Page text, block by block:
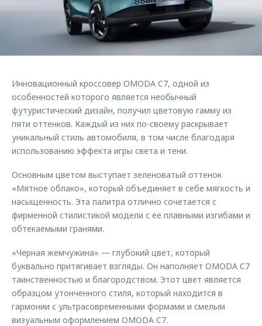
Страхование
Кредитный калькулятор
Оригинальные аксессуары
Запчасти
Трейд-ин
Калькулятор трейд-ин
Клиентская поддержка
O&J Автоклуб
Клуб владельцев OMODA
Аксессуары
Одежда и сувениры
Оригинальные аксессуары
Запчасти
Обратная связь
Инновационный кроссовер OMODA C7, одной из
особенностей которого является необычный
футуристический дизайн, получил цветовую гамму из
пяти оттенков. Каждый из них по-своему раскрывает
уникальный стиль автомобиля, в том числе благодаря
использованию эффекта игры света и тени.
Основным цветом выступает зеленоватый оттенок
«Мятное облако», который объединяет в себе мягкость и
насыщенность. Эта палитра отлично сочетается с
фирменной стилистикой модели с ее плавными изгибами и
обтекаемыми гранями.
«Черная жемчужина» — глубокий цвет, который
буквально притягивает взгляды. Он наполняет OMODA C7
таинственностью и благородством. Этот цвет является
образцом утонченного стиля, который находится в
гармонии с ультрасовременными формами и смелым
визуальным оформлением OMODA C7.